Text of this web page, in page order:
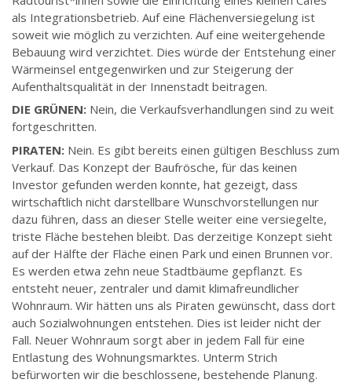
als Integrationsbetrieb. Auf eine Flächenversiegelung ist
soweit wie möglich zu verzichten. Auf eine weitergehende
Bebauung wird verzichtet. Dies würde der Entstehung einer
Wärmeinsel entgegenwirken und zur Steigerung der
Aufenthaltsqualität in der Innenstadt beitragen.
DIE GRÜNEN: Nein, die Verkaufsverhandlungen sind zu weit
fortgeschritten.
PIRATEN: Nein. Es gibt bereits einen gültigen Beschluss zum
Verkauf. Das Konzept der Baufrösche, für das keinen
Investor gefunden werden konnte, hat gezeigt, dass
wirtschaftlich nicht darstellbare Wunschvorstellungen nur
dazu führen, dass an dieser Stelle weiter eine versiegelte,
triste Fläche bestehen bleibt. Das derzeitige Konzept sieht
auf der Hälfte der Fläche einen Park und einen Brunnen vor.
Es werden etwa zehn neue Stadtbäume gepflanzt. Es
entsteht neuer, zentraler und damit klimafreundlicher
Wohnraum. Wir hätten uns als Piraten gewünscht, dass dort
auch Sozialwohnungen entstehen. Dies ist leider nicht der
Fall. Neuer Wohnraum sorgt aber in jedem Fall für eine
Entlastung des Wohnungsmarktes. Unterm Strich
befürworten wir die beschlossene, bestehende Planung.